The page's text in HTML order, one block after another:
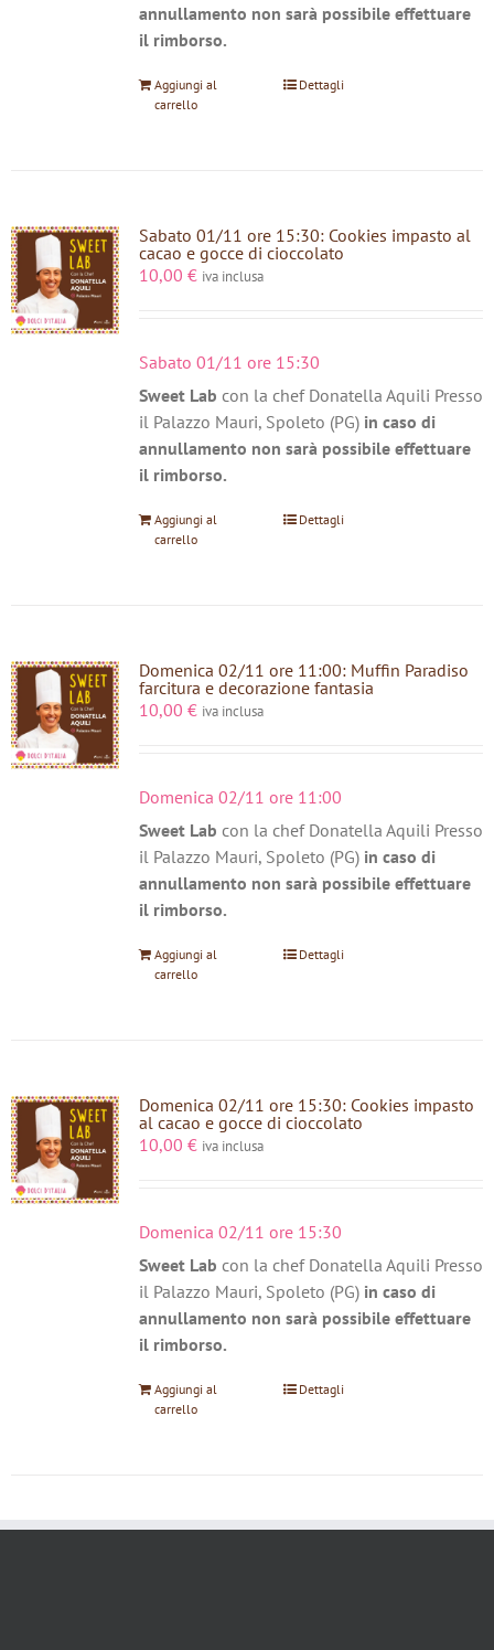
annullamento non sarà possibile effettuare
il rimborso.
Aggiungi al
carrello
Dettagli
Sabato 01/11 ore 15:30: Cookies impasto al
cacao e gocce di cioccolato
10,00 € iva inclusa
Sabato 01/11 ore 15:30
Sweet Lab con la chef Donatella Aquili Presso
il Palazzo Mauri, Spoleto (PG) in caso di
annullamento non sarà possibile effettuare
il rimborso.
Aggiungi al
carrello
Dettagli
Domenica 02/11 ore 11:00: Muffin Paradiso
farcitura e decorazione fantasia
10,00 € iva inclusa
Domenica 02/11 ore 11:00
Sweet Lab con la chef Donatella Aquili Presso
il Palazzo Mauri, Spoleto (PG) in caso di
annullamento non sarà possibile effettuare
il rimborso.
Aggiungi al
carrello
Dettagli
Domenica 02/11 ore 15:30: Cookies impasto
al cacao e gocce di cioccolato
10,00 € iva inclusa
Domenica 02/11 ore 15:30
Sweet Lab con la chef Donatella Aquili Presso
il Palazzo Mauri, Spoleto (PG) in caso di
annullamento non sarà possibile effettuare
il rimborso.
Aggiungi al
carrello
Dettagli